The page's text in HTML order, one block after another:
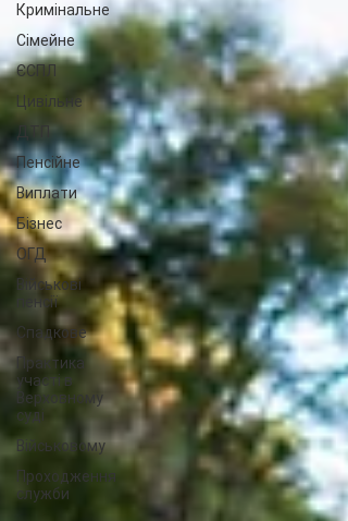
Кримінальне
Сімейне
ЄСПЛ
Цивільне
Пенсійне
Виплати
Бізнес
ОГД
Військові
пенсії
Спадкове
Практика
участі в
Верховному
суді
Військовому
Проходження
служби